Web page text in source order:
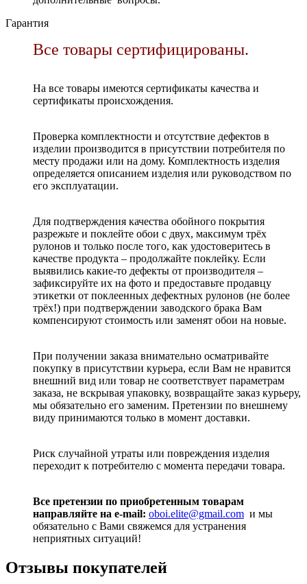
Гарантия
Все товары сертифицированы.
На все товары имеются сертификаты качества и
сертификаты происхождения.
Проверка комплектности и отсутствие дефектов в
изделии производится в присутствии потребителя по
месту продажи или на дому. Комплектность изделия
определяется описанием изделия или руководством по
его эксплуатации.
Для подтверждения качества обойного покрытия
разрежьте и поклейте обои с двух, максимум трёх
рулонов и только после того, как удостоверитесь в
качестве продукта – продолжайте поклейку. Если
выявились какие-то дефекты от производителя –
зафиксируйте их на фото и предоставьте продавцу
этикетки от поклеенных дефектных рулонов (не более
трёх!) при подтверждении заводского брака Вам
компенсируют стоимость или заменят обои на новые.
При получении заказа внимательно осматривайте
покупку в присутствии курьера, если Вам не нравится
внешний вид или товар не соответствует параметрам
заказа, не вскрывая упаковку, возвращайте заказ курьеру,
мы обязательно его заменим. Претензии по внешнему
виду принимаются только в момент доставки.
Риск случайной утраты или повреждения изделия
переходит к потребителю с момента передачи товара.
Все претензии по приобретенным товарам
направляйте на e-mail: oboi.elite@gmail.com и мы
обязательно с Вами свяжемся для устранения
неприятных ситуаций!
Отзывы покупателей